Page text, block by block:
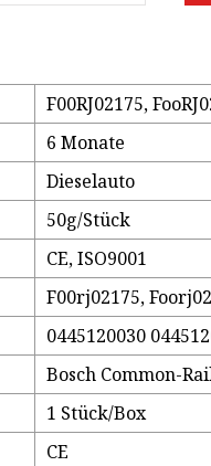
F00RJ02175,
6 Monate
Dieselauto
50g/Stück
CE, ISO9001
F00rj02175,
0445120030
Bosch Common-
1 Stück/Box
CE